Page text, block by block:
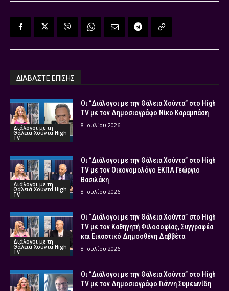
ΔΙΑΒΑΣΤΕ ΕΠΙΣΗΣ
Διάλογοι με τη
Θάλεια Χούντα High
TV
Οι “Διάλογοι με την Θάλεια Χούντα” στο High
TV με τον Δημοσιογράφο Νίκο Καραμπάση
8 Ιουλίου 2026
Διάλογοι με τη
Θάλεια Χούντα High
TV
Οι “Διάλογοι με την Θάλεια Χούντα” στο High
TV με τον Οικονομολόγο ΕΚΠΑ Γεώργιο
Βασιλάκη
8 Ιουλίου 2026
Διάλογοι με τη
Θάλεια Χούντα High
TV
Οι “Διάλογοι με την Θάλεια Χούντα” στο High
TV με τον Καθηγητή Φιλοσοφίας, Συγγραφέα
και Εικαστικό Δημοσθένη Δαββέτα
8 Ιουλίου 2026
Οι “Διάλογοι με την Θάλεια Χούντα” στο High
TV με τον Δημοσιογράφο Γιάννη Συμεωνίδη